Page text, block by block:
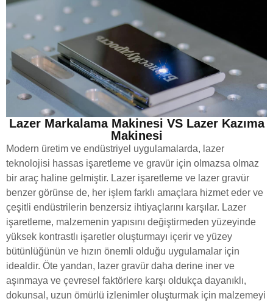
Lazer Markalama Makinesi VS Lazer Kazıma
Makinesi
Modern üretim ve endüstriyel uygulamalarda, lazer
teknolojisi hassas işaretleme ve gravür için olmazsa olmaz
bir araç haline gelmiştir. Lazer işaretleme ve lazer gravür
benzer görünse de, her işlem farklı amaçlara hizmet eder ve
çeşitli endüstrilerin benzersiz ihtiyaçlarını karşılar. Lazer
işaretleme, malzemenin yapısını değiştirmeden yüzeyinde
yüksek kontrastlı işaretler oluşturmayı içerir ve yüzey
bütünlüğünün ve hızın önemli olduğu uygulamalar için
idealdir. Öte yandan, lazer gravür daha derine iner ve
aşınmaya ve çevresel faktörlere karşı oldukça dayanıklı,
dokunsal, uzun ömürlü izlenimler oluşturmak için malzemeyi